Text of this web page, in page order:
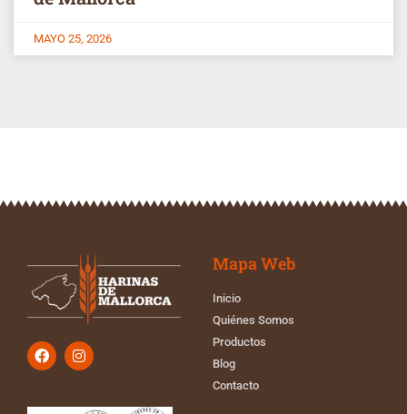
MAYO 25, 2026
Mapa Web
Inicio
Quiénes Somos
Productos
Blog
Contacto